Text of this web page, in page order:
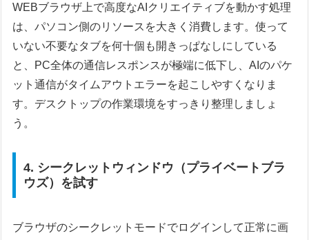
WEBブラウザ上で高度なAIクリエイティブを動かす処理
は、パソコン側のリソースを大きく消費します。使って
いない不要なタブを何十個も開きっぱなしにしている
と、PC全体の通信レスポンスが極端に低下し、AIのパケ
ット通信がタイムアウトエラーを起こしやすくなりま
す。デスクトップの作業環境をすっきり整理しましょ
う。
4. シークレットウィンドウ（プライベートブラ
ウズ）を試す
ブラウザのシークレットモードでログインして正常に画